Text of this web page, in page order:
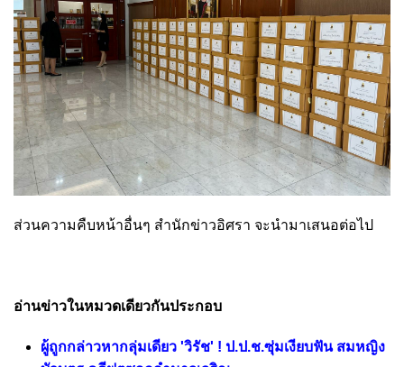
ส่วนความคืบหน้าอื่นๆ สำนักข่าวอิศรา จะนำมาเสนอต่อไป
อ่านข่าวในหมวดเดียวกันประกอบ
ผู้ถูกกล่าวหากลุ่มเดียว 'วิรัช' ! ป.ป.ช.ซุ่มเงียบฟัน สมหญิง